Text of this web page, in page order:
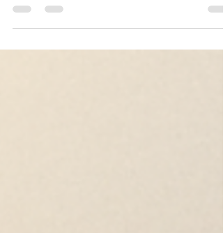
Nos dias de hoje, as redes sociais são